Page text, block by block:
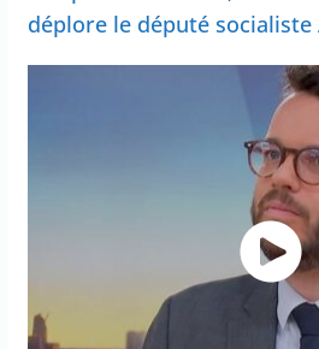
déplore le député